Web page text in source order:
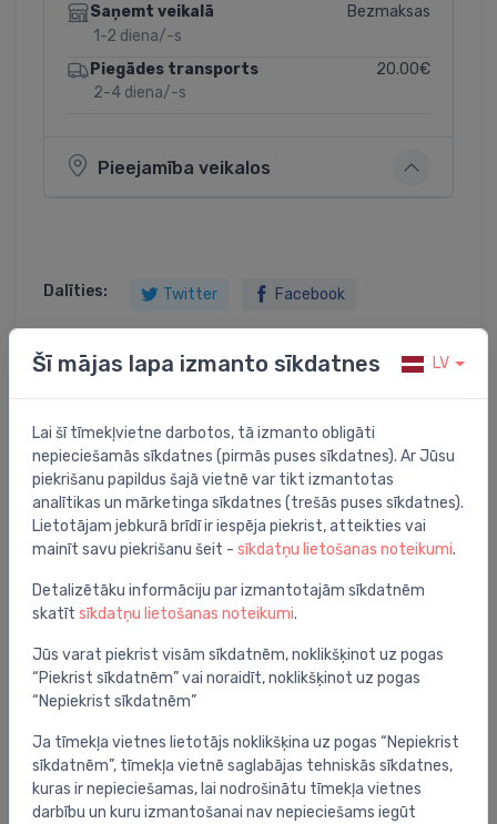
Saņemt veikalā
1-2 diena/-s
Bezmaksas
Piegādes transports
2-4 diena/-s
20.00€
Pieejamība veikalos
Dalīties: Twitter Facebook
drenāžas stiprinājums, balts
Jums varētu arī interesēt
Šī mājas lapa izmanto sīkdatnes LV
Lai šī tīmekļvietne darbotos, tā izmanto obligāti
nepieciešamās sīkdatnes (pirmās puses sīkdatnes). Ar Jūsu
piekrišanu papildus šajā vietnē var tikt izmantotas
analītikas un mārketinga sīkdatnes (trešās puses sīkdatnes).
Lietotājam jebkurā brīdī ir iespēja piekrist, atteikties vai
mainīt savu piekrišanu šeit - sīkdatņu lietošanas noteikumi.
Detalizētāku informāciju par izmantotajām sīkdatnēm
skatīt sīkdatņu lietošanas noteikumi.
Jūs varat piekrist visām sīkdatnēm, noklikšķinot uz pogas
“Piekrist sīkdatnēm” vai noraidīt, noklikšķinot uz pogas
“Nepiekrist sīkdatnēm”
Ja tīmekļa vietnes lietotājs noklikšķina uz pogas “Nepiekrist
sīkdatnēm”, tīmekļa vietnē saglabājas tehniskās sīkdatnes,
kuras ir nepieciešamas, lai nodrošinātu tīmekļa vietnes
darbību un kuru izmantošanai nav nepieciešams iegūt